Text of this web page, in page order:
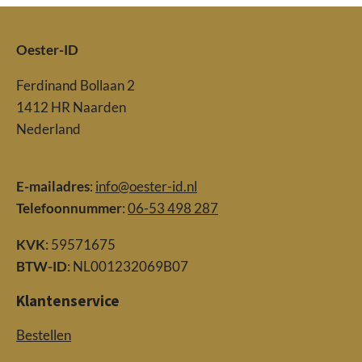
Oester-ID
Ferdinand Bollaan 2
1412 HR Naarden
Nederland
E-mailadres: info@oester-id.nl
Telefoonnummer:06-53 498 287
KVK: 59571675
BTW-ID: NL001232069B07
Klantenservice
Bestellen